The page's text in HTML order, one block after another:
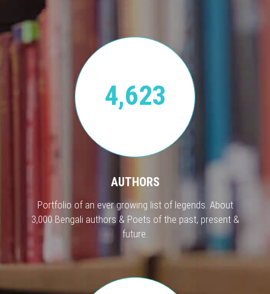
4,623
AUTHORS
Portfolio of an ever growing list of legends. About
3,000 Bengali authors & Poets of the past, present &
future.